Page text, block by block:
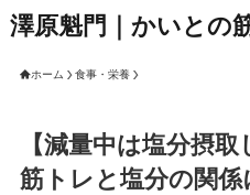
澤原魁門｜かいとの
ホーム 食事・栄養
【減量中は塩分摂
筋トレと塩分の関